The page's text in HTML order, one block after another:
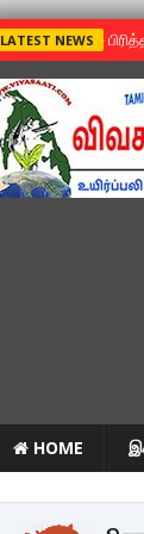
LATEST NEWS »
HOME